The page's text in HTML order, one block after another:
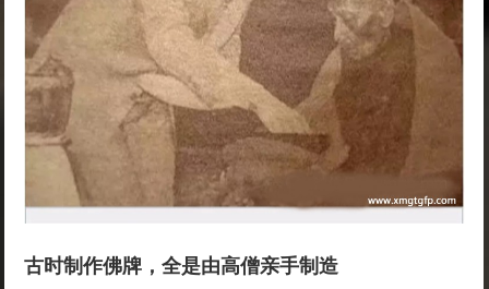
古时制作佛牌，全是由高僧亲手制造